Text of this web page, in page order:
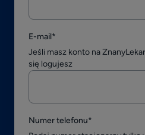
E-mail*
Jeśli masz konto na
się logujesz
Numer telefonu*